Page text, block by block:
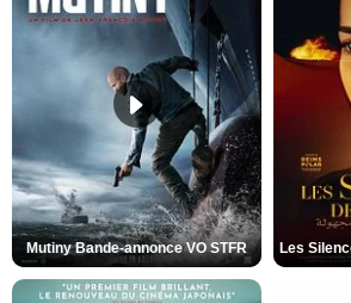
Mutiny Bande-annonce VO STFR